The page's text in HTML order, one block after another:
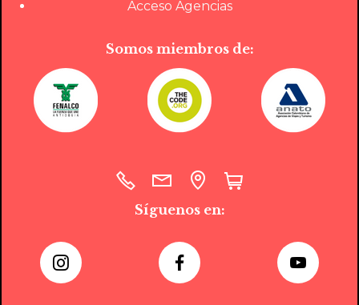
Acceso Agencias
Somos miembros de:
Síguenos en: